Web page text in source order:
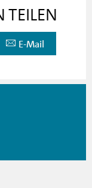
TEILEN
E-Mail